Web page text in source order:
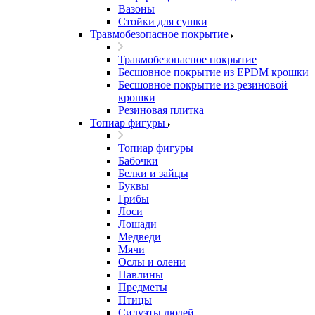
Вазоны
Стойки для сушки
Травмобезопасное покрытие
Травмобезопасное покрытие
Бесшовное покрытие из EPDM крошки
Бесшовное покрытие из резиновой
крошки
Резиновая плитка
Топиар фигуры
Топиар фигуры
Бабочки
Белки и зайцы
Буквы
Грибы
Лоси
Лошади
Медведи
Мячи
Ослы и олени
Павлины
Предметы
Птицы
Силуэты людей